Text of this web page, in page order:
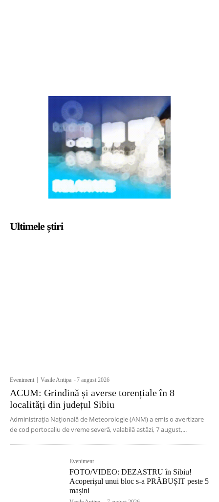
Ultimele știri
Eveniment Vasile Antipa -7 august 2026
ACUM: Grindină și averse torențiale în 8
localități din județul Sibiu
Administrația Națională de Meteorologie (ANM) a emis o avertizare
de cod portocaliu de vreme severă, valabilă astăzi, 7 august,...
Eveniment
FOTO/VIDEO: DEZASTRU în Sibiu!
Acoperișul unui bloc s-a PRĂBUȘIT peste 5
mașini